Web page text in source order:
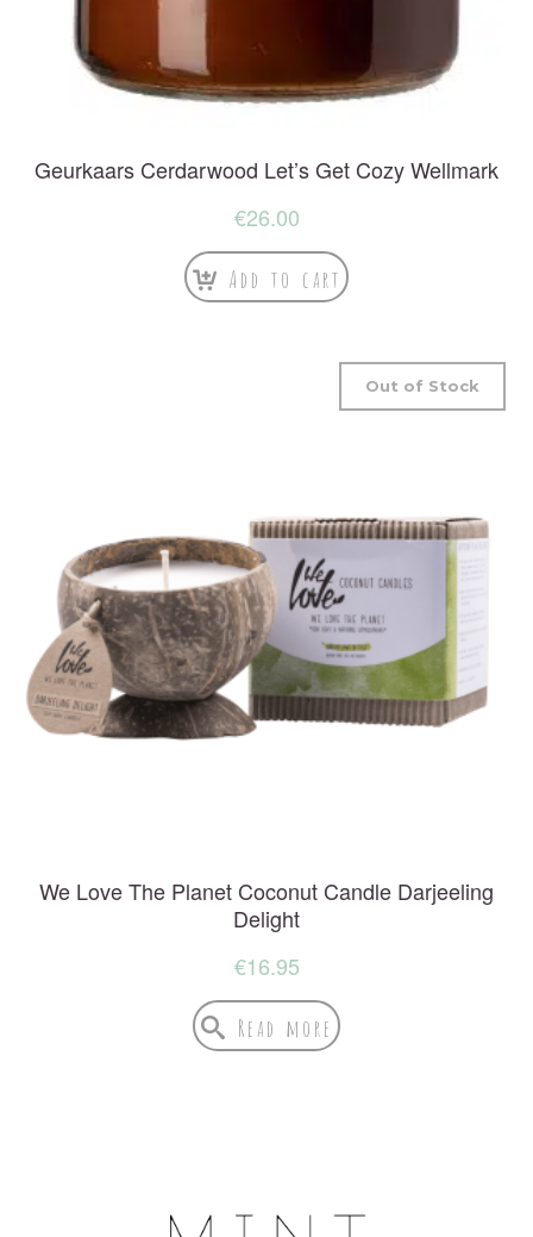
Geurkaars Cerdarwood Let’s Get Cozy Wellmark
€26.00
Add to cart
We Love The Planet Coconut Candle Darjeeling
Delight
Out of Stock
€16.95
Read more